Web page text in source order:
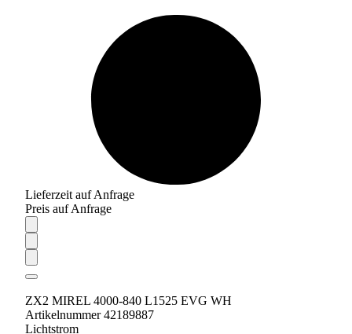
Lieferzeit auf Anfrage
Preis auf Anfrage
ZX2 MIREL 4000-840 L1525 EVG WH
Artikelnummer 42189887
Lichtstrom